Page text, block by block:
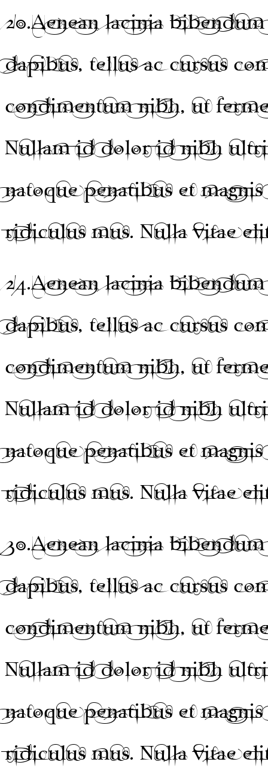
20.Aenean lacinia
dapibus, tellus ac cursus
condimentum nibh, ut
Nullam id dolor id nibh
natoque penatibus et
ridiculus mus. Nulla vitae
24.Aenean lacinia
dapibus, tellus ac cursus
condimentum nibh, ut
Nullam id dolor id nibh
natoque penatibus et
ridiculus mus. Nulla vitae
30.Aenean lacinia
dapibus, tellus ac cursus
condimentum nibh, ut
Nullam id dolor id nibh
natoque penatibus et
ridiculus mus. Nulla vitae